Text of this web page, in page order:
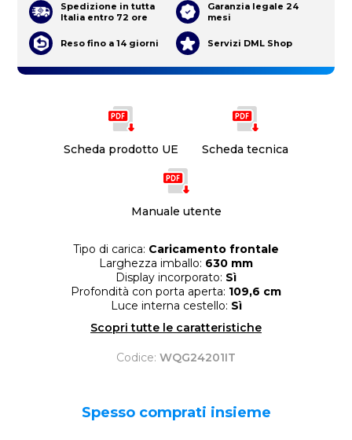
Scheda prodotto UE Scheda tecnica
Manuale utente
Tipo di carica: Caricamento frontale
Larghezza imballo: 630 mm
Display incorporato: Sì
Profondità con porta aperta: 109,6 cm
Luce interna cestello: Sì
Scopri tutte le caratteristiche
Codice: WQG24201IT
Spedizione in tutta
Italia entro 72 ore
Garanzia legale 24
mesi
Reso fino a 14 giorni Servizi DML Shop
Spesso comprati insieme